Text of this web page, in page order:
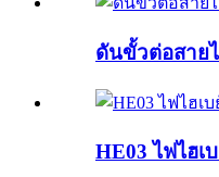
ดันขั้วต่อสาย
HE03 ไฟไฮเ